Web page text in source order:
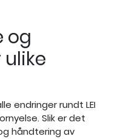
og
endringer rundt LEI
Slik er det
håndtering av